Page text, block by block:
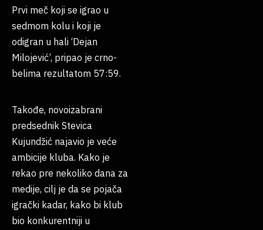
Prvi meč koji se igrao u
sedmom kolu i koji je
odigran u hali ‘Dejan
Milojević’, pripao je crno-
belima rezultatom 57:59.
Takođe, novoizabrani
predsednik Stevica
Kujundžić najavio je veće
ambicije kluba. Kako je
rekao pre nekoliko dana za
medije, cilj je da se pojača
igrački kadar, kako bi klub
bio konkurentniji u